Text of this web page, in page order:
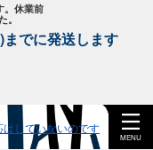
。休業前
。
でに発送します
MENU